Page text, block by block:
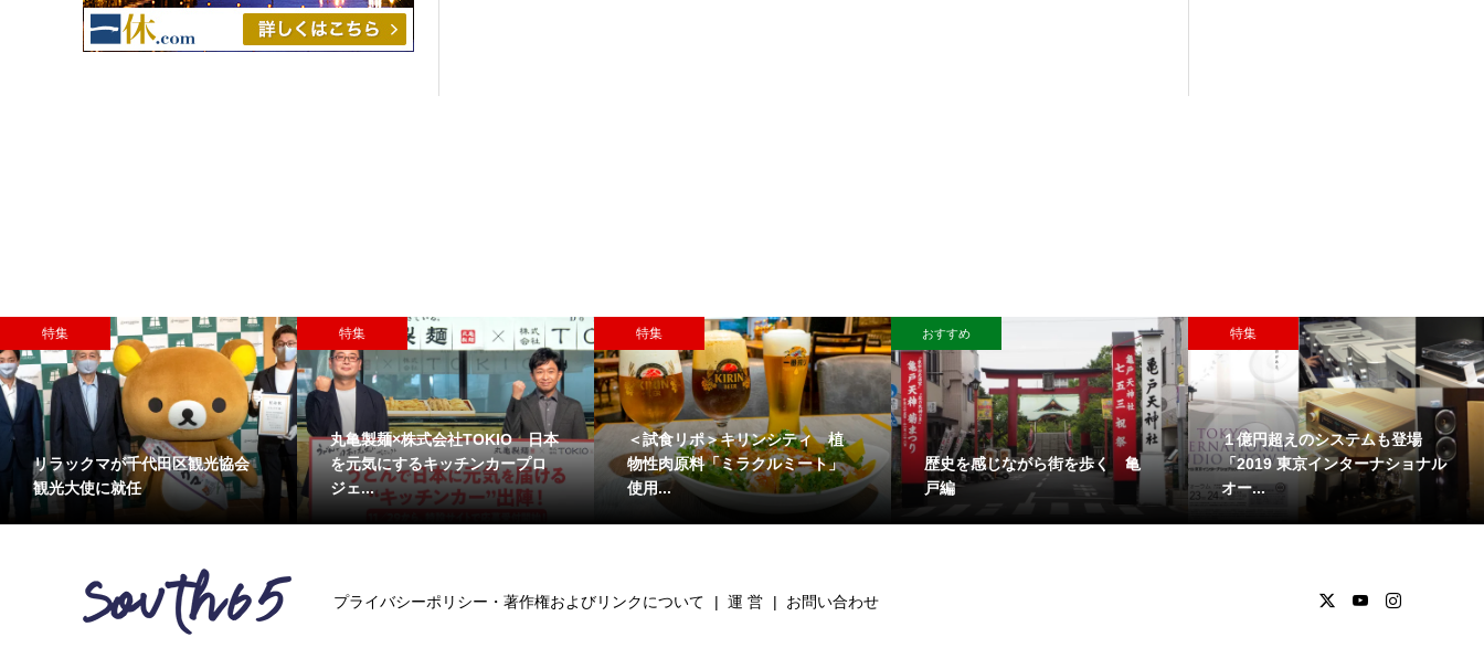
特集
リラックマが千代田区観光協会
観光大使に就任
特集
丸亀製麺×株式会社TOKIO 日本
を元気にするキッチンカープロ
ジェ...
特集
＜試食リポ＞キリンシティ 植
物性肉原料「ミラクルミート」
使用...
おすすめ
歴史を感じながら街を歩く 亀
戸編
特集
１億円超えのシステムも登場
「2019 東京インターナショナル
オー...
プライバシーポリシー・著作権およびリンクについて 運 営 お問い合わせ